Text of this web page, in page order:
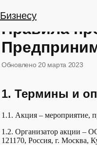
Бизнесу
Правила
Обновлено 20 марта 2023
1. Термины и
1.1. Акция – мероприятие,
1.2. Организатор акции –
121170, Россия, г. Москва,